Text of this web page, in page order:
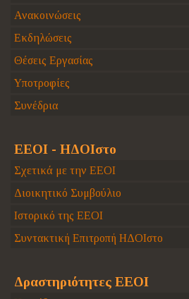
Ανακοινώσεις
Εκδηλώσεις
Θέσεις Εργασίας
Υποτροφίες
Συνέδρια
ΕΕΟΙ - ΗΔΟΙστο
Σχετικά με την ΕΕΟΙ
Διοικητικό Συμβούλιο
Ιστορικό της ΕΕΟΙ
Συντακτική Επιτροπή ΗΔΟΙστο
Δραστηριότητες ΕΕΟΙ